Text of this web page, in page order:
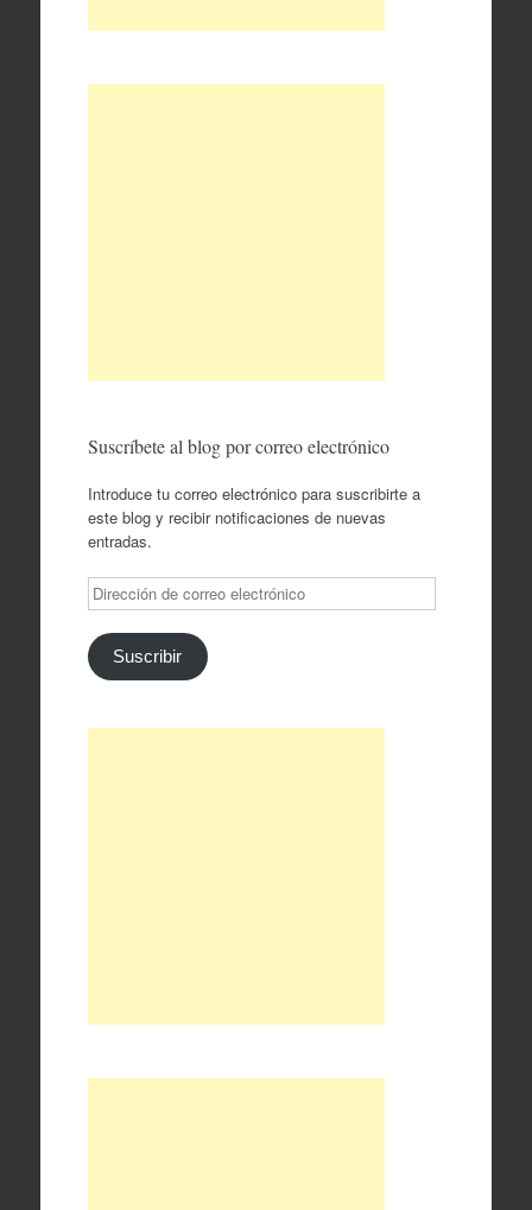
Suscríbete al blog por correo electrónico
Introduce tu correo electrónico para suscribirte a
este blog y recibir notificaciones de nuevas
entradas.
Dirección
de
correo
electrónico
Suscribir